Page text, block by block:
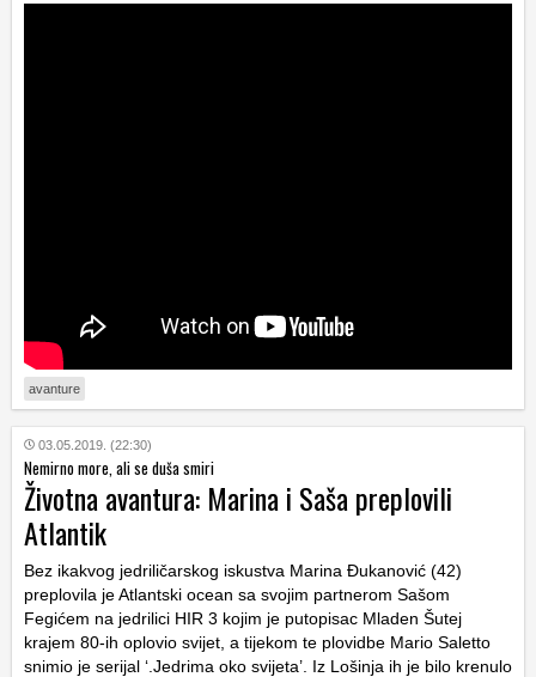
avanture
03.05.2019. (22:30)
Nemirno more, ali se duša smiri
Životna avantura: Marina i Saša preplovili
Atlantik
Bez ikakvog jedriličarskog iskustva Marina Đukanović (42)
preplovila je Atlantski ocean sa svojim partnerom Sašom
Fegićem na jedrilici HIR 3 kojim je putopisac Mladen Šutej
krajem 80-ih oplovio svijet, a tijekom te plovidbe Mario Saletto
snimio je serijal ‘.Jedrima oko svijeta’. Iz Lošinja ih je bilo krenulo